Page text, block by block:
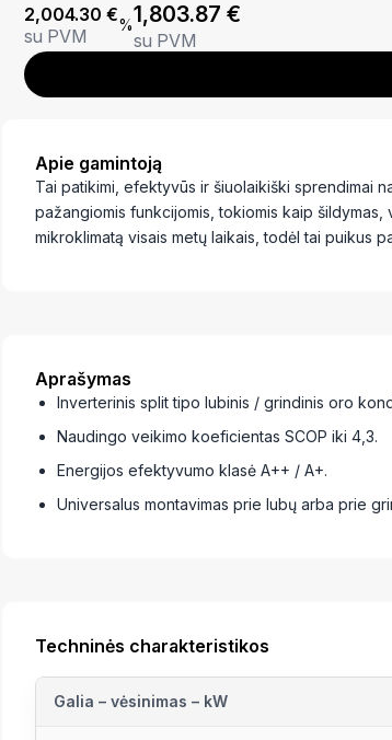
2,004.30 €
su PVM
%1,803.87 €
su PVM
Apie gamintoją
Tai patikimi, efektyvūs ir šiuolaikiški sprendimai
pažangiomis funkcijomis, tokiomis kaip
mikroklimatą visais metų laikais, todėl tai puikus
Aprašymas
Inverterinis split tipo lubinis / grindinis oro
Naudingo veikimo koeficientas SCOP iki 4,3.
Energijos efektyvumo klasė A++ / A+.
Universalus montavimas prie lubų arba prie
Techninės charakteristikos
Galia – vėsinimas – kW